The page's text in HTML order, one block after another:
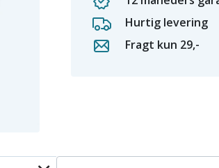
Hurtig levering
Fragt kun 29,-